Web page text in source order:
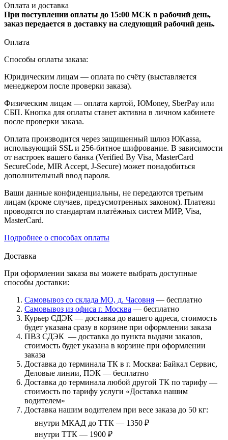
Оплата и доставка
При поступлении оплаты до 15:00 МСК в рабочий день,
заказ передается в доставку на следующий рабочий день.
Оплата
Способы оплаты заказа:
Юридическим лицам — оплата по счёту (выставляется
менеджером после проверки заказа).
Физическим лицам — оплата картой, ЮMoney, SberPay или
СБП. Кнопка для оплаты станет активна в личном кабинете
после проверки заказа.
Оплата производится через защищенный шлюз ЮKassa,
использующий SSL и 256-битное шифрование. В зависимости
от настроек вашего банка (Verified By Visa, MasterCard
SecureCode, MIR Accept, J-Secure) может понадобиться
дополнительный ввод пароля.
Ваши данные конфиденциальны, не передаются третьим
лицам (кроме случаев, предусмотренных законом). Платежи
проводятся по стандартам платёжных систем МИР, Visa,
MasterCard.
Подробнее о способах оплаты
Доставка
При оформлении заказа вы можете выбрать доступные
способы доставки:
Самовывоз со склада МО, д. Часовня — бесплатно
Самовывоз из офиса г. Москва — бесплатно
Курьер СДЭК — доставка до вашего адреса, стоимость
будет указана сразу в корзине при оформлении заказа
ПВЗ СДЭК — доставка до пункта выдачи заказов,
стоимость будет указана в корзине при оформлении
заказа
Доставка до терминала ТК в г. Москва: Байкал Сервис,
Деловые линии, ПЭК — бесплатно
Доставка до терминала любой другой ТК по тарифу —
стоимость по тарифу услуги «Доставка нашим
водителем»
Доставка нашим водителем при весе заказа до 50 кг:
внутри МКАД до ТТК — 1350 ₽
внутри ТТК — 1900 ₽